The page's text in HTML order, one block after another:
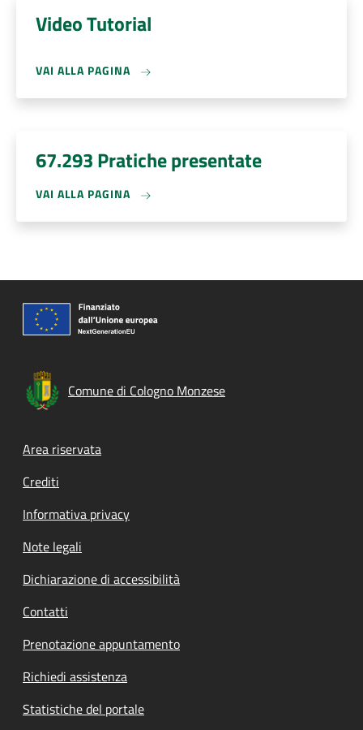
Video Tutorial
VAI ALLA PAGINA
67.293 Pratiche presentate
VAI ALLA PAGINA
Comune di Cologno Monzese
Footer menu
Area riservata
Crediti
Informativa privacy
Note legali
Dichiarazione di accessibilità
Contatti
Prenotazione appuntamento
Richiedi assistenza
Statistiche del portale